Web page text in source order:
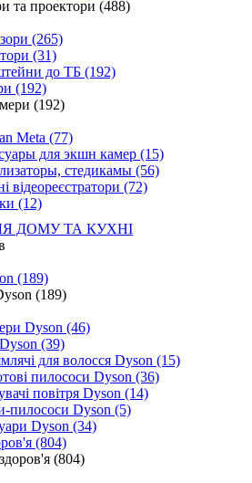
та проектори (488)
(265)
(31)
до ТБ (192)
(192)
(192)
Meta (77)
для экшн камер (15)
стедикамы (56)
відеореєстратори (72)
(12)
ДОМУ ТА КУХНІ
(189)
(189)
Dyson (46)
(39)
для волосся Dyson (15)
пилососи Dyson (36)
повітря Dyson (14)
пилососи Dyson (5)
Dyson (34)
(804)
(804)